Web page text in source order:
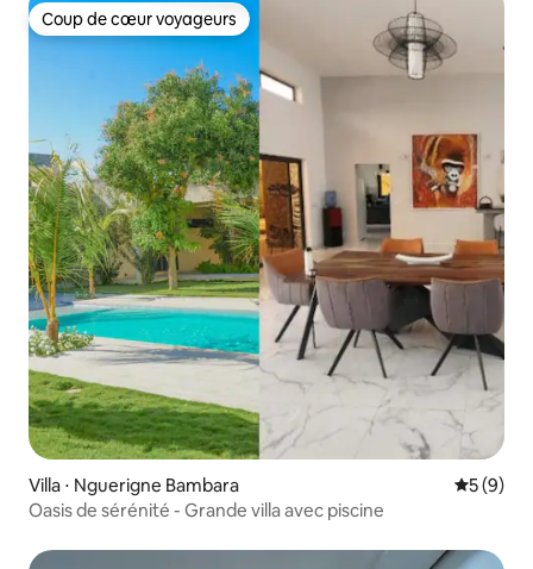
Coup de cœur voyageurs
Coup de cœur voyageurs
Villa ⋅ Nguerigne Bambara
5 (9)
Oasis de sérénité - Grande villa avec piscine